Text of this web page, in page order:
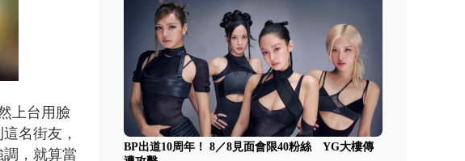
上台用臉
名街友，
，就算當
BP出道10周年！ 8／8見面會限40粉絲 YG大樓傳